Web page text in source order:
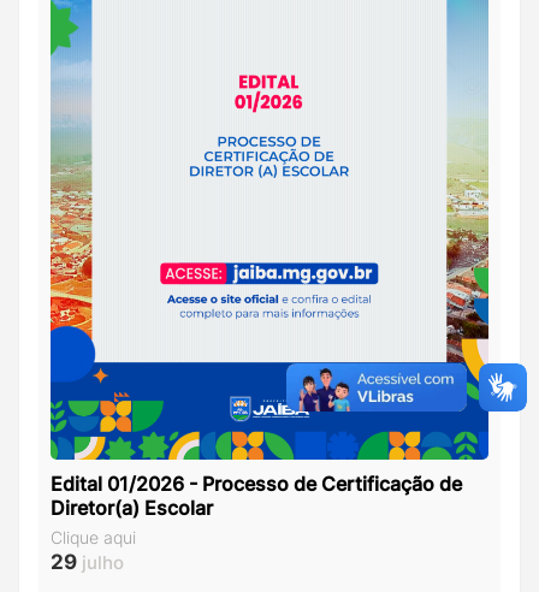
Edital 01/2026 - Processo de Certificação de
Diretor(a) Escolar
Clique aqui
29 julho